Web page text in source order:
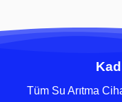
Tüm Su Arıtma